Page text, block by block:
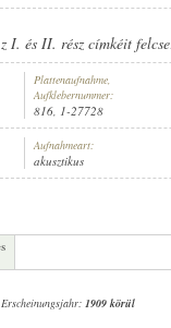
I. és II. rész címkéit
Plattenaufnahme,
Aufklebernummer:
816, 1-27728
Aufnahmeart:
akusztikus
1909 körül